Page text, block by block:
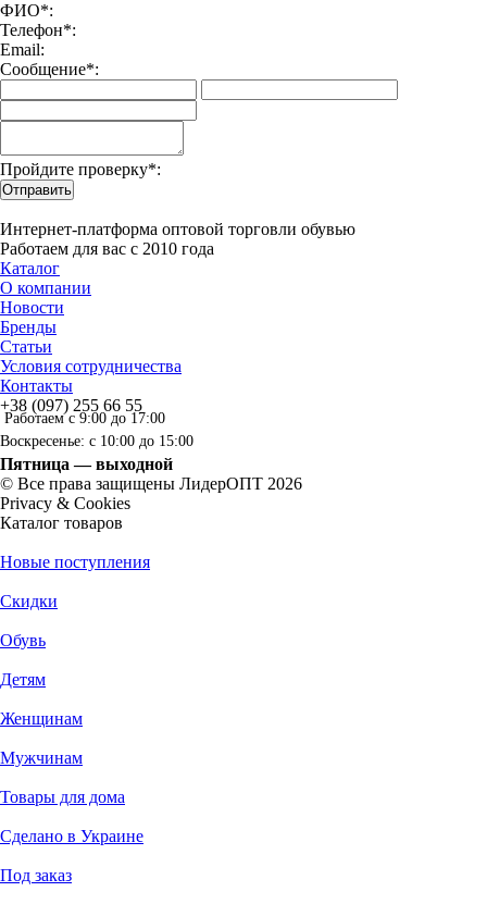
ФИО*:
Телефон*:
Email:
Сообщение*:
Пройдите проверку*:
Отправить
Интернет-платформа оптовой торговли обувью
Работаем для вас с 2010 года
Каталог
О компании
Новости
Бренды
Статьи
Условия сотрудничества
Контакты
+38 (097) 255 66 55
Работаем с 9:00 до 17:00
Воскресенье: с 10:00 до 15:00
Пятница — выходной
© Все права защищены ЛидерОПТ 2026
Privacy & Cookies
Каталог товаров
Новые поступления
Скидки
Обувь
Детям
Женщинам
Мужчинам
Товары для дома
Сделано в Украине
Под заказ